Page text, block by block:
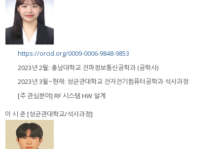
https://orcid.org/0009-0006-9848-9853
2023년 2월: 충남대학교 전파정보통신공학과 (공학사)
2023년 3월~현재: 성균관대학교 전자전기컴퓨터공학과 석사과정
[주 관심분야] RF 시스템 HW 설계
이 시 준 [성균관대학교/석사과정]